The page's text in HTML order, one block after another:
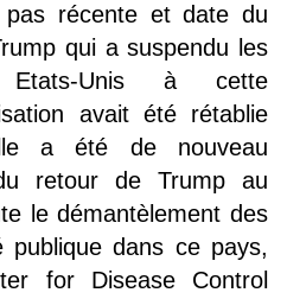
pas récente et date du
qui a suspendu les
Etats-Unis à cette
avait été rétablie
a été de nouveau
retour de Trump au
le démantèlement des
publique dans ce pays,
for Disease Control